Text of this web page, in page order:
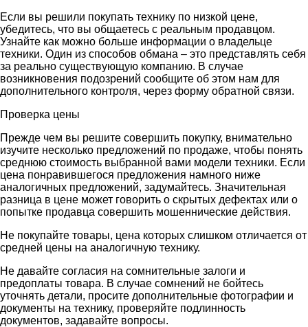
Если вы решили покупать технику по низкой цене,
убедитесь, что вы общаетесь с реальным продавцом.
Узнайте как можно больше информации о владельце
техники. Один из способов обмана – это представлять себя
за реально существующую компанию. В случае
возникновения подозрений сообщите об этом нам для
дополнительного контроля, через форму обратной связи.
Проверка цены
Прежде чем вы решите совершить покупку, внимательно
изучите несколько предложений по продаже, чтобы понять
среднюю стоимость выбранной вами модели техники. Если
цена понравившегося предложения намного ниже
аналогичных предложений, задумайтесь. Значительная
разница в цене может говорить о скрытых дефектах или о
попытке продавца совершить мошеннические действия.
Не покупайте товары, цена которых слишком отличается от
средней цены на аналогичную технику.
Не давайте согласия на сомнительные залоги и
предоплаты товара. В случае сомнений не бойтесь
уточнять детали, просите дополнительные фотографии и
документы на технику, проверяйте подлинность
документов, задавайте вопросы.